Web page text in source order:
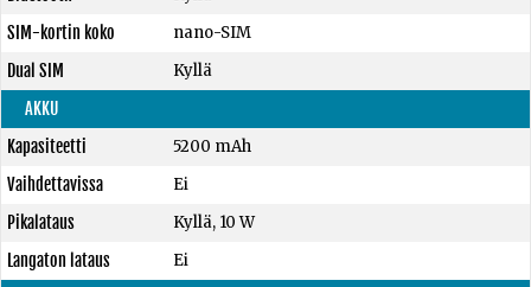
SIM-kortin koko
nano-SIM
Dual SIM
Kyllä
AKKU
Kapasiteetti
5200 mAh
Vaihdettavissa
Ei
Pikalataus
Kyllä, 10 W
Langaton lataus
Ei